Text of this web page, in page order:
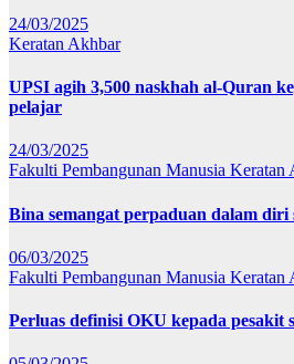
24/03/2025
Keratan Akhbar
UPSI agih 3,500 naskhah al-Quran
pelajar
24/03/2025
Fakulti Pembangunan Manusia Keratan
Bina semangat perpaduan dalam diri
06/03/2025
Fakulti Pembangunan Manusia Keratan
Perluas definisi OKU kepada pesakit